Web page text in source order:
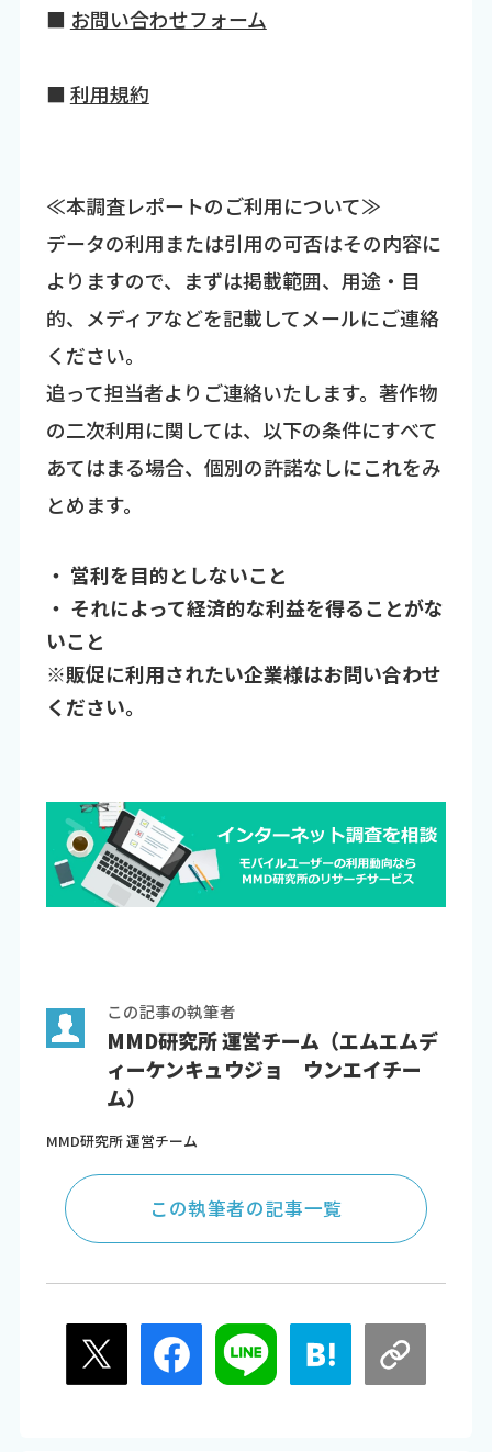
■ お問い合わせフォーム
■ 利用規約
≪本調査レポートのご利用について≫
データの利用または引用の可否はその内容に
よりますので、まずは掲載範囲、用途・目
的、メディアなどを記載してメールにご連絡
ください。
追って担当者よりご連絡いたします。著作物
の二次利用に関しては、以下の条件にすべて
あてはまる場合、個別の許諾なしにこれをみ
とめます。
・ 営利を目的としないこと
・ それによって経済的な利益を得ることがな
いこと
※販促に利用されたい企業様はお問い合わせ
ください。
この記事の執筆者
MMD研究所 運営チーム（エムエムデ
ィーケンキュウジョ ウンエイチー
ム）
MMD研究所 運営チーム
この執筆者の記事一覧